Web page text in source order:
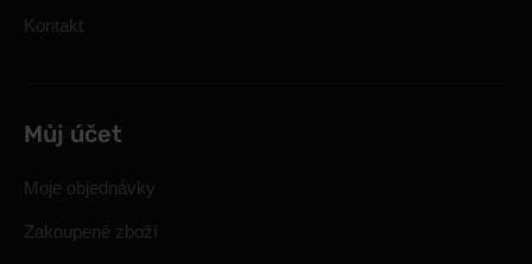
Kontakt
Můj účet
Moje objednávky
Zakoupené zboží